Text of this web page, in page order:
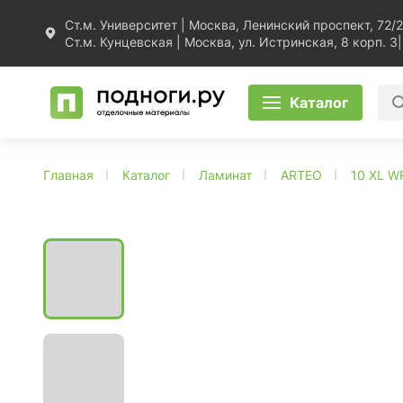
Ст.м. Университет | Москва, Ленинский проспект, 72/2
Ст.м. Кунцевская | Москва, ул. Истринская, 8 корп. 3
Каталог
Главная Каталог Ламинат ARTEO 10 XL